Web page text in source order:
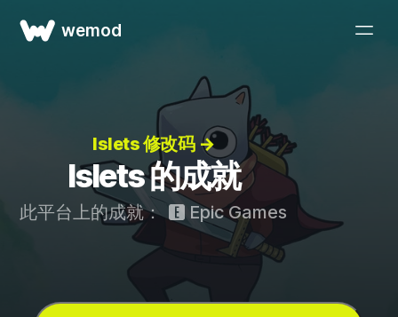
wemod
Islets 修改码 →
Islets 的成就
此平台上的成就： Epic Games